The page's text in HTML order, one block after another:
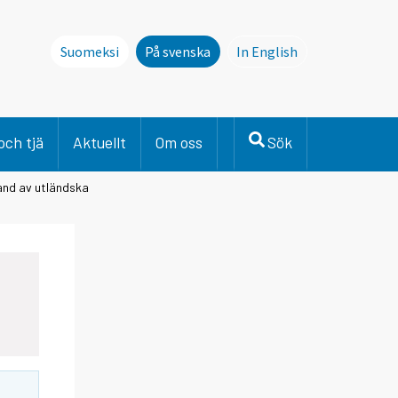
Suomeksi På svenska
In English
tjä Aktuellt Om oss Sök
av utländska